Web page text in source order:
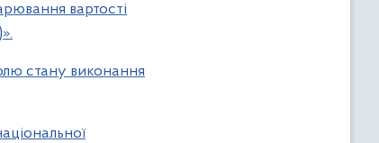
вартості
стану виконання